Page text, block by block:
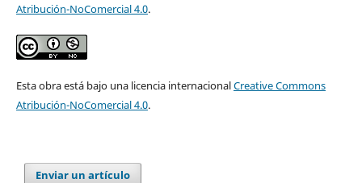
Atribución-NoComercial 4.0.
Esta obra está bajo una licencia internacionalCreative Commons
Atribución-NoComercial 4.0.
Enviar un artículo